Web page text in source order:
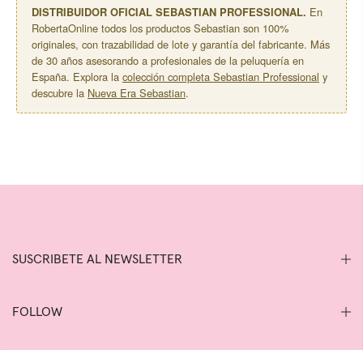
DISTRIBUIDOR OFICIAL SEBASTIAN PROFESSIONAL. En
RobertaOnline todos los productos Sebastian son 100%
originales, con trazabilidad de lote y garantía del fabricante. Más
de 30 años asesorando a profesionales de la peluquería en
España. Explora la colección completa Sebastian Professional y
descubre la Nueva Era Sebastian.
SUSCRIBETE AL NEWSLETTER
FOLLOW